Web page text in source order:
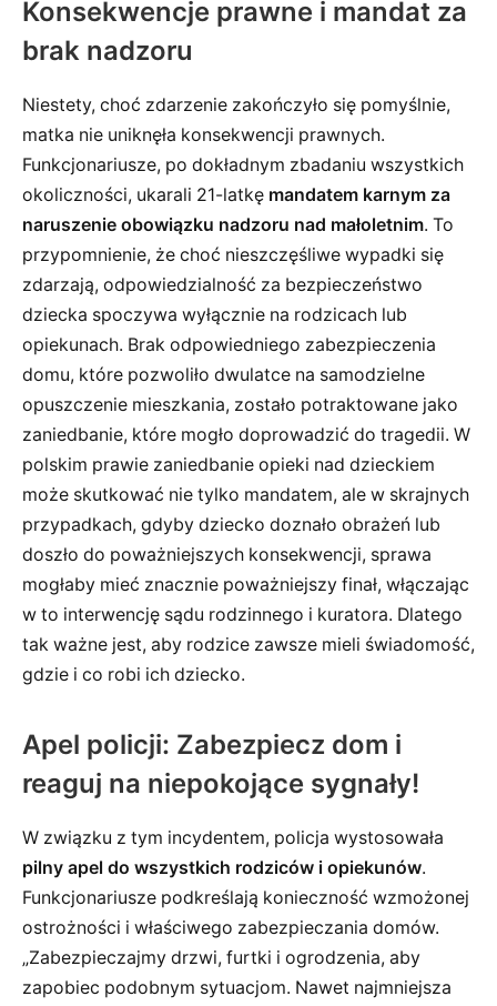
Konsekwencje prawne i mandat za
brak nadzoru
Niestety, choć zdarzenie zakończyło się pomyślnie,
matka nie uniknęła konsekwencji prawnych.
Funkcjonariusze, po dokładnym zbadaniu wszystkich
okoliczności, ukarali 21-latkę mandatem karnym za
naruszenie obowiązku nadzoru nad małoletnim. To
przypomnienie, że choć nieszczęśliwe wypadki się
zdarzają, odpowiedzialność za bezpieczeństwo
dziecka spoczywa wyłącznie na rodzicach lub
opiekunach. Brak odpowiedniego zabezpieczenia
domu, które pozwoliło dwulatce na samodzielne
opuszczenie mieszkania, zostało potraktowane jako
zaniedbanie, które mogło doprowadzić do tragedii. W
polskim prawie zaniedbanie opieki nad dzieckiem
może skutkować nie tylko mandatem, ale w skrajnych
przypadkach, gdyby dziecko doznało obrażeń lub
doszło do poważniejszych konsekwencji, sprawa
mogłaby mieć znacznie poważniejszy finał, włączając
w to interwencję sądu rodzinnego i kuratora. Dlatego
tak ważne jest, aby rodzice zawsze mieli świadomość,
gdzie i co robi ich dziecko.
Apel policji: Zabezpiecz dom i
reaguj na niepokojące sygnały!
W związku z tym incydentem, policja wystosowała
pilny apel do wszystkich rodziców i opiekunów.
Funkcjonariusze podkreślają konieczność wzmożonej
ostrożności i właściwego zabezpieczania domów.
„Zabezpieczajmy drzwi, furtki i ogrodzenia, aby
zapobiec podobnym sytuacjom. Nawet najmniejsza